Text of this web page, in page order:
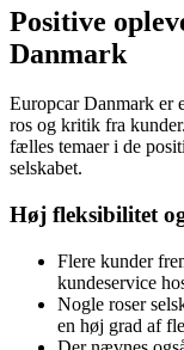
Positive
Danmark
Europcar Danmark er
ros og kritik fra
fælles temaer i de
selskabet.
Høj fleksibilitet
Flere kunder
kundeservice
Nogle roser
en høj grad af